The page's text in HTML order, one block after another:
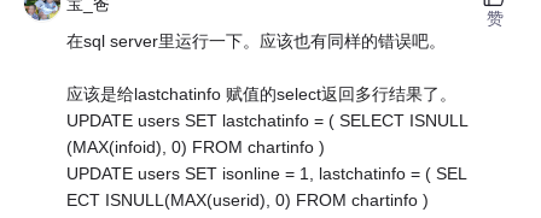
在sql server里运行一下。应该也有同样的错误吧。
应该是给lastchatinfo 赋值的select返回多行结果了。
UPDATE users SET lastchatinfo = ( SELECT ISNULL
(MAX(infoid), 0) FROM chartinfo )
UPDATE users SET isonline = 1, lastchatinfo = ( SEL
ECT ISNULL(MAX(userid), 0) FROM chartinfo )
赞